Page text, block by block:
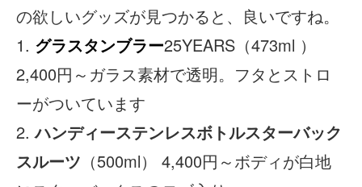
の欲しいグッズが見つかると、良いですね。
1. グラスタンブラー25YEARS（473ml ）
2,400円～ガラス素材で透明。フタとストロ
ーがついています
2. ハンディーステンレスボトルスターバック
スルーツ （500ml） 4,400円～ボディが白地